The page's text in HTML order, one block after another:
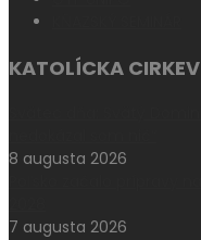
KATOLÍCKA CIRKEV
8 augusta 2026
7 augusta 2026